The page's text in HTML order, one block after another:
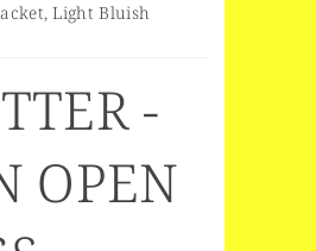
CREATOR
Light Bluish
-
OPEN